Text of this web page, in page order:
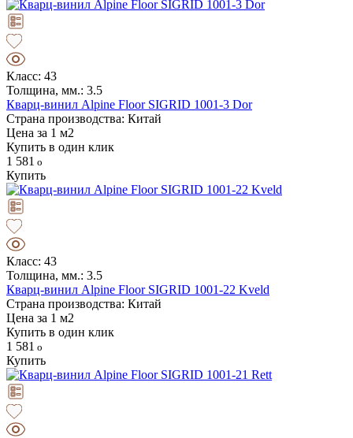
Класс: 43
Толщина, мм.: 3.5
Кварц-винил Alpine Floor SIGRID 1001-3 Dor
Страна производства: Китай
Цена за 1 м2
Купить в один клик
1 581
Купить
Класс: 43
Толщина, мм.: 3.5
Кварц-винил Alpine Floor SIGRID 1001-22 Kveld
Страна производства: Китай
Цена за 1 м2
Купить в один клик
1 581
Купить